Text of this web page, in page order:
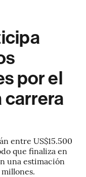
por el
carrera
entre US$15.500
que finaliza en
una estimación